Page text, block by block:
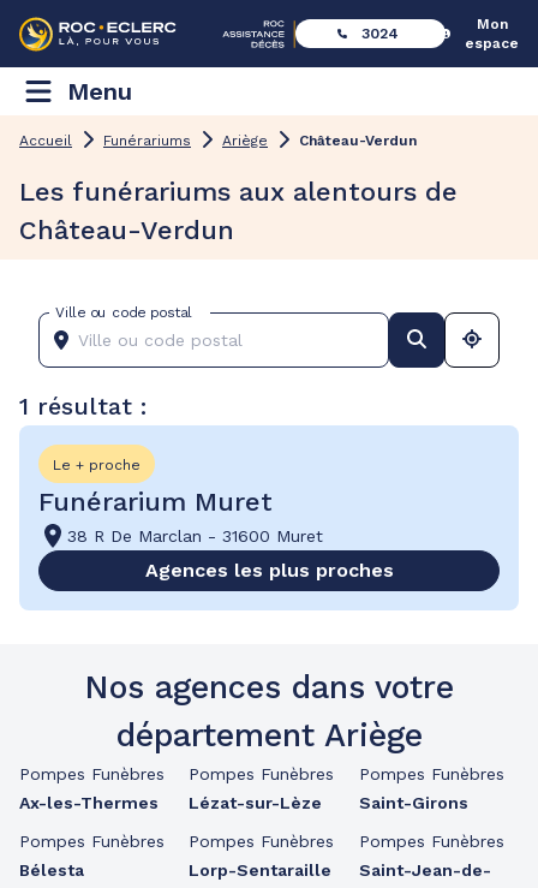
3024
Mon
espace
Menu
Accueil Funérariums Ariège Château-Verdun
Les funérariums aux alentours de
Château-Verdun
Ville ou code postal
1 résultat :
Le + proche
Funérarium Muret
38 R De Marclan - 31600 Muret
Agences les plus proches
Nos agences dans votre
département Ariège
Pompes Funèbres
Ax-les-Thermes
Pompes Funèbres
Bélesta
Pompes Funèbres
Lézat-sur-Lèze
Pompes Funèbres
Lorp-Sentaraille
Pompes Funèbres
Saint-Girons
Pompes Funèbres
Saint-Jean-de-